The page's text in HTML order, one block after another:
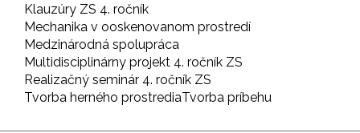
Klauzúry ZS 4. ročník
Mechanika v ooskenovanom prostredí
Medzinárodná spolupráca
Multidisciplinárny projekt 4. ročník ZS
Realizačný seminár 4. ročník ZS
Tvorba herného prostrediaTvorba príbehu